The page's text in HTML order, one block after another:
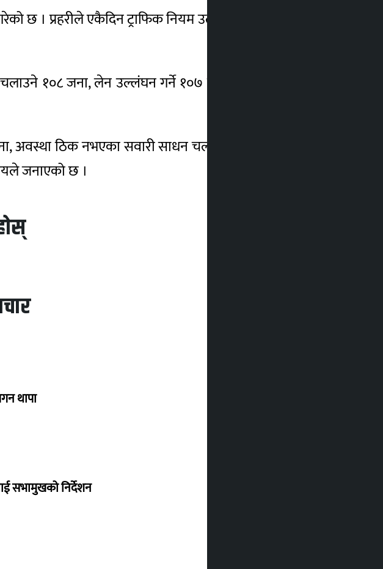
छ । प्रहरीले एकैदिन ट्राफिक नियम उल्लंघन गरेको कारण २ हजार
चलाउने १०८ जना, लेन उल्लंघन गर्ने १०७ जना, जथाभावी यात्रु चढाउने
अवस्था ठिक नभएका सवारी साधन चलाउने ४१ जना र क्षमता भन्दा
जनाएको छ ।
थापा
सभामुखको निर्देशन